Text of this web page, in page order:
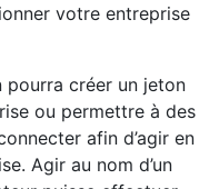
votre entreprise
pourra créer un jeton
ou permettre à des
afin d’agir en
Agir au nom d’un